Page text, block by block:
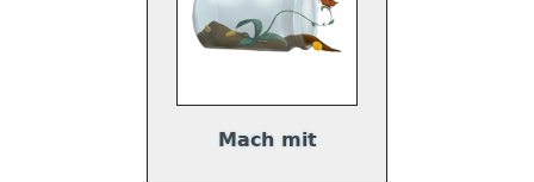
Mach mit